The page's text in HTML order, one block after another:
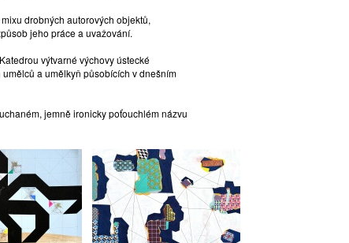
drobných autorových objektů,
jeho práce a uvažování.
výtvarné výchovy ústecké
a umělkyň působících v dnešním
jemně ironicky poťouchlém názvu